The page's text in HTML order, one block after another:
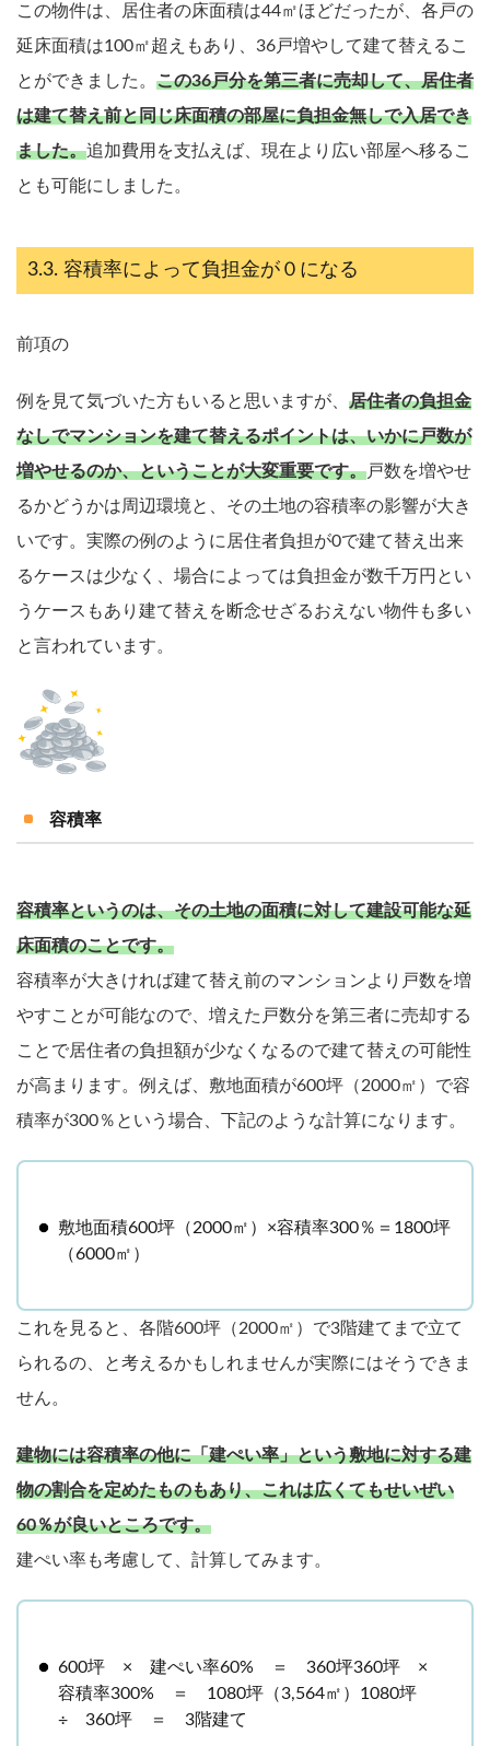
この物件は、居住者の床面積は44㎡ほどだったが、各戸の
延床面積は100㎡超えもあり、36戸増やして建て替えるこ
とができました。 この36戸分を第三者に売却して、居住者
は建て替え前と同じ床面積の部屋に負担金無しで入居でき
ました。追加費用を支払えば、現在より広い部屋へ移るこ
とも可能にしました。
容積率によって負担金が０になる
前項の
例を見て気づいた方もいると思いますが、 居住者の負担金
なしでマンションを建て替えるポイントは、いかに戸数が
増やせるのか、ということが大変重要です。戸数を増やせ
るかどうかは周辺環境と、その土地の容積率の影響が大き
いです。実際の例のように居住者負担が0で建て替え出来
るケースは少なく、場合によっては負担金が数千万円とい
うケースもあり建て替えを断念せざるおえない物件も多い
と言われています。
容積率
容積率というのは、その土地の面積に対して建設可能な延
床面積のことです。
容積率が大きければ建て替え前のマンションより戸数を増
やすことが可能なので、増えた戸数分を第三者に売却する
ことで居住者の負担額が少なくなるので建て替えの可能性
が高まります。例えば、敷地面積が600坪（2000㎡）で容
積率が300％という場合、下記のような計算になります。
敷地面積600坪（2000㎡）×容積率300％＝1800坪
（6000㎡）
これを見ると、各階600坪（2000㎡）で3階建てまで立て
られるの、と考えるかもしれませんが実際にはそうできま
せん。
建物には容積率の他に「建ぺい率」という敷地に対する建
物の割合を定めたものもあり、これは広くてもせいぜい
60％が良いところです。
建ぺい率も考慮して、計算してみます。
600坪 × 建ぺい率60% ＝ 360坪360坪 ×
容積率300% ＝ 1080坪（3,564㎡）1080坪
÷ 360坪 ＝ 3階建て